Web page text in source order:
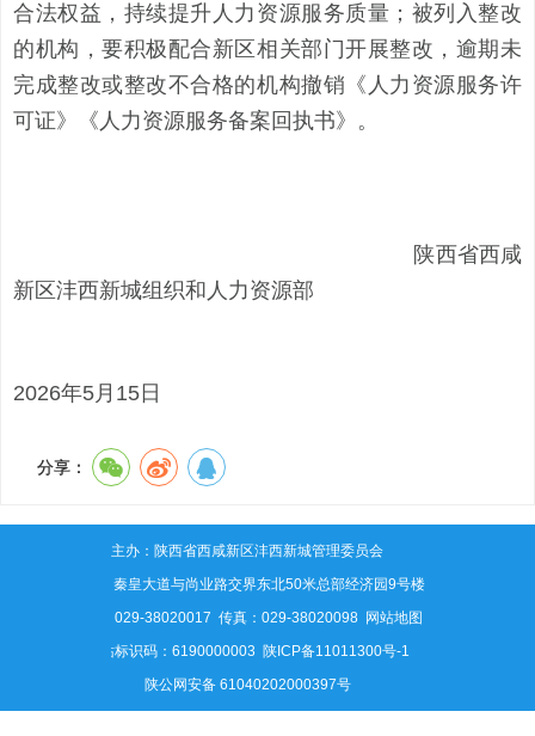
合法权益，持续提升人力资源服务质量；被列入整改
的机构，要积极配合新区相关部门开展整改，逾期未
完成整改或整改不合格的机构撤销《人力资源服务许
可证》《人力资源服务备案回执书》。
陕西省西咸
新区沣西新城组织和人力资源部
2026年5月15日
分享：
主办：陕西省西咸新区沣西新城管理委员会
地址：秦皇大道与尚业路交界东北50米总部经济园9号楼
电话：029-38020017 传真：029-38020098 网站地图
网站标识码：6190000003 陕ICP备11011300号-1
陕公网安备 61040202000397号